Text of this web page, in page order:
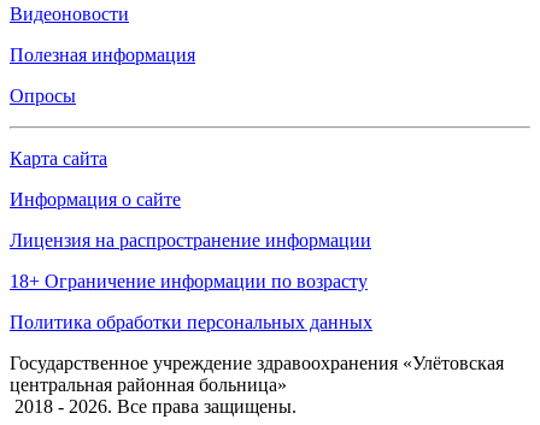
Видеоновости
Полезная информация
Опросы
Карта сайта
Информация о сайте
Лицензия на распространение информации
18+ Ограничение информации по возрасту
Политика обработки персональных данных
Государственное учреждение здравоохранения «Улётовская
центральная районная больница»
2018 - 2026. Все права защищены.